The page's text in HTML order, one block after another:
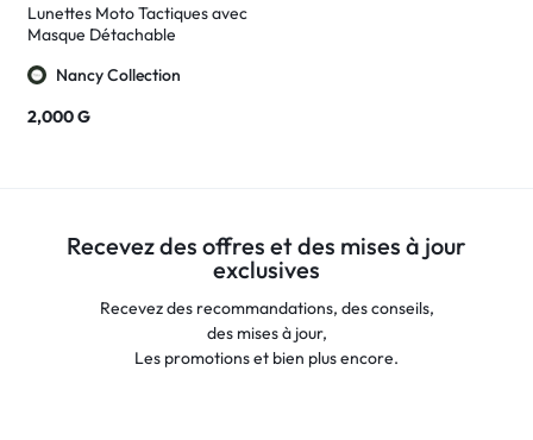
Lunettes Moto Tactiques avec
Masque Détachable
Nancy Collection
2,000G
Recevez des offres et des mises à jour
exclusives
Recevez des recommandations, des conseils,
des mises à jour,
Les promotions et bien plus encore.